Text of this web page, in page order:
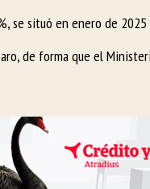
se situó en enero de
de forma que el